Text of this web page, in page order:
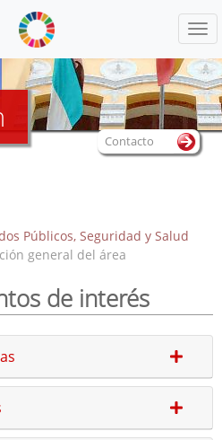
Públicos, Seguridad y Salud
general del área
de interés
Contacto